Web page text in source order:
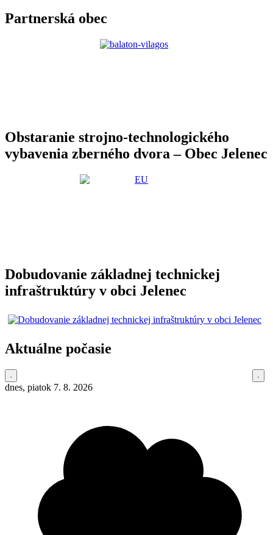
Partnerská obec
Obstaranie strojno-technologického
vybavenia zberného dvora – Obec Jelenec
Dobudovanie základnej technickej
infraštruktúry v obci Jelenec
Aktuálne počasie
dnes, piatok 7. 8. 2026